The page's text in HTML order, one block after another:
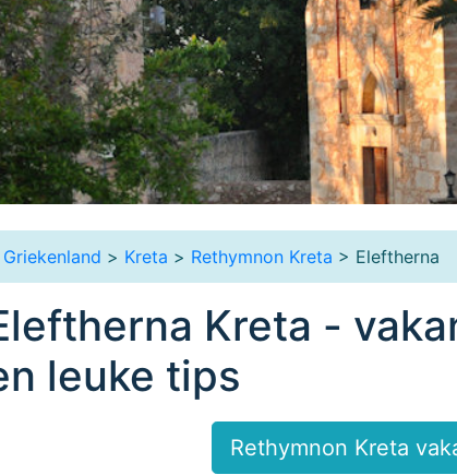
Griekenland > Kreta > Rethymnon Kreta > Eleftherna
Kreta -
leuke tips
Rethymnon Kreta